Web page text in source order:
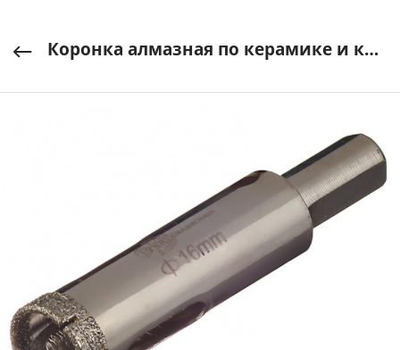
Коронка алмазная по керамике и кафелю с центрирующим сверлом 16 мм TRIO-DIAMOND арт. 400016